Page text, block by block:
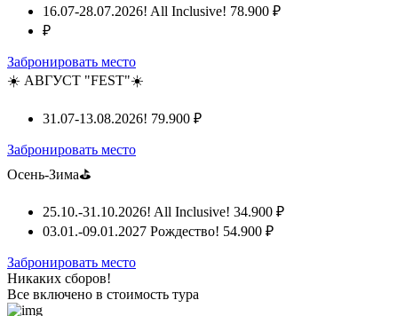
16.07-28.07.2026! All Inclusive! 78.900 ₽
₽
Забронировать место
☀️ АВГУСТ "FEST"☀️
31.07-13.08.2026! 79.900 ₽
Забронировать место
Осень-Зима⛳
25.10.-31.10.2026! All Inclusive! 34.900 ₽
03.01.-09.01.2027 Рождество! 54.900 ₽
Забронировать место
Никаких сборов!
Все включено в стоимость тура